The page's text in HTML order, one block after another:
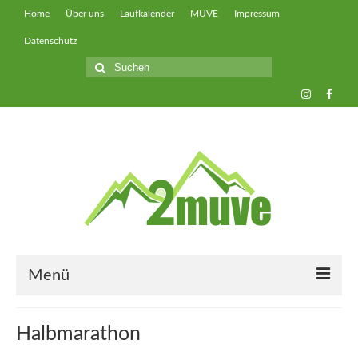
Home Über uns Laufkalender MUVE Impressum
Datenschutz
Suche
nach:
Menü
Halbmarathon